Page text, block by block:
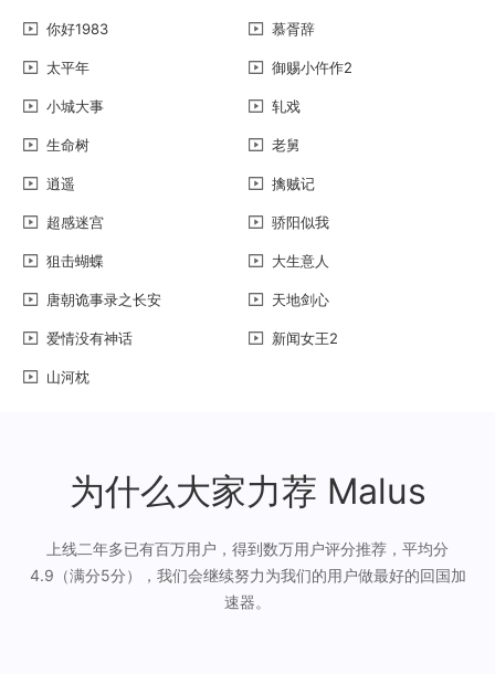
你好1983 慕胥辞
太平年 御赐小仵作2
小城大事 轧戏
生命树 老舅
逍遥 擒贼记
超感迷宫 骄阳似我
狙击蝴蝶 大生意人
唐朝诡事录之长安 天地剑心
爱情没有神话 新闻女王2
山河枕
为什么大家力荐 Malus
上线二年多已有百万用户，得到数万用户评分推荐，平均分
4.9（满分5分），我们会继续努力为我们的用户做最好的回国加
速器。